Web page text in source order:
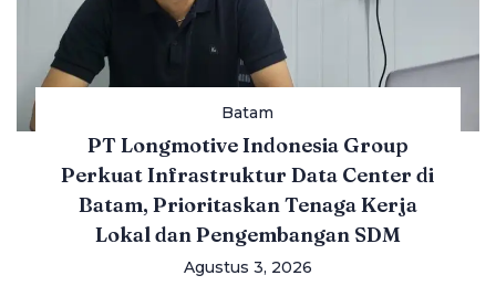
Batam
PT Longmotive Indonesia Group
Perkuat Infrastruktur Data Center di
Batam, Prioritaskan Tenaga Kerja
Lokal dan Pengembangan SDM
Agustus 3, 2026